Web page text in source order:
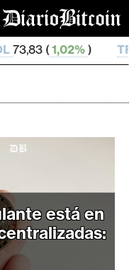
TRX0,327 582 (
está en